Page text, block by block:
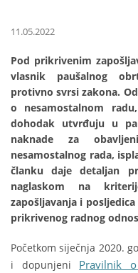
11.05.2022
Pod prikrivenim
vlasnik paušalnog
protivno svrsi zakona.
o nesamostalnom
dohodak utvrđuju u
naknade za
nesamostalnog rada,
članku daje detaljan
naglaskom na
zapošljavanja i
prikrivenog radnog
Početkom siječnja 2020.
i dopunjeni Pravilnik